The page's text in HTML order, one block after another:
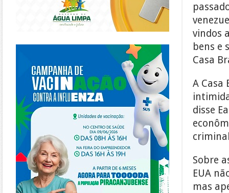
vindos
bens e
Casa
A Casa
disse
Sobre
EUA
mas
https://piracanjuba.go.gov.br/